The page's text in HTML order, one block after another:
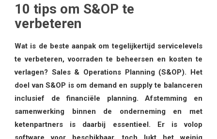
10 tips om S&OP te
verbeteren
Wat is de beste aanpak om tegelijkertijd servicelevels
te verbeteren, voorraden te beheersen en kosten te
verlagen? Sales & Operations Planning (S&OP). Het
doel van S&OP is om demand en supply te balanceren
inclusief de financiële planning. Afstemming en
samenwerking binnen de onderneming en met
ketenpartners is daarbij essentieel. Er is volop